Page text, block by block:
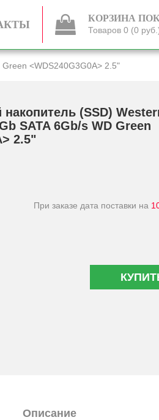
КОРЗИНА
Товаров 0 (0
<WDS240G3G0A> 2.5"
(SSD)
SATA 6Gb/­s WD Green
2.5"
При заказе дата поставки на
Описание